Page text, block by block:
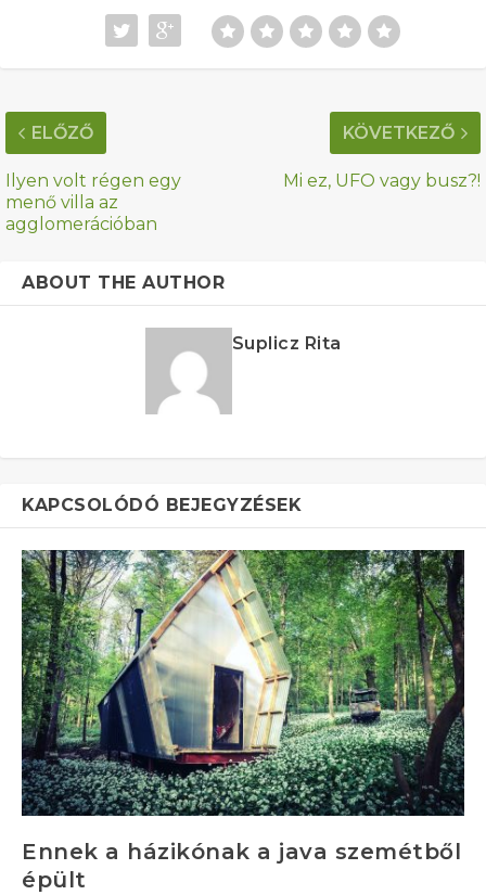
ELŐZŐ
Ilyen volt régen egy
menő villa az
agglomerációban
KÖVETKEZŐ
Mi ez, UFO vagy busz?!
ABOUT THE AUTHOR
Suplicz Rita
KAPCSOLÓDÓ BEJEGYZÉSEK
Ennek a házikónak a java szemétből
épült